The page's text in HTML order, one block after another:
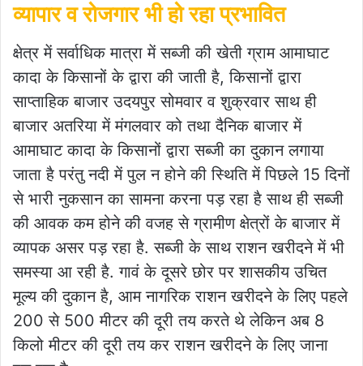
व्यापार व रोजगार भी हो रहा प्रभावित
क्षेत्र में सर्वाधिक मात्रा में सब्जी की खेती ग्राम आमाघाट
कादा के किसानों के द्वारा की जाती है, किसानों द्वारा
साप्ताहिक बाजार उदयपुर सोमवार व शुक्रवार साथ ही
बाजार अतरिया में मंगलवार को तथा दैनिक बाजार में
आमाघाट कादा के किसानों द्वारा सब्जी का दुकान लगाया
जाता है परंतु नदी में पुल न होने की स्थिति में पिछले 15 दिनों
से भारी नुकसान का सामना करना पड़ रहा है साथ ही सब्जी
की आवक कम होने की वजह से ग्रामीण क्षेत्रों के बाजार में
व्यापक असर पड़ रहा है. सब्जी के साथ राशन खरीदने में भी
समस्या आ रही है. गावं के दूसरे छोर पर शासकीय उचित
मूल्य की दुकान है, आम नागरिक राशन खरीदने के लिए पहले
200 से 500 मीटर की दूरी तय करते थे लेकिन अब 8
किलो मीटर की दूरी तय कर राशन खरीदने के लिए जाना